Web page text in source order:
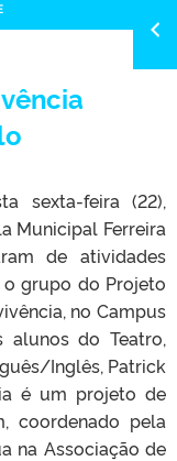
sexta-feira (22),
Municipal Ferreira
de atividades
grupo do Projeto
no Campus
alunos do Teatro,
Inglês, Patrick
é um projeto de
coordenado pela
na Associação de